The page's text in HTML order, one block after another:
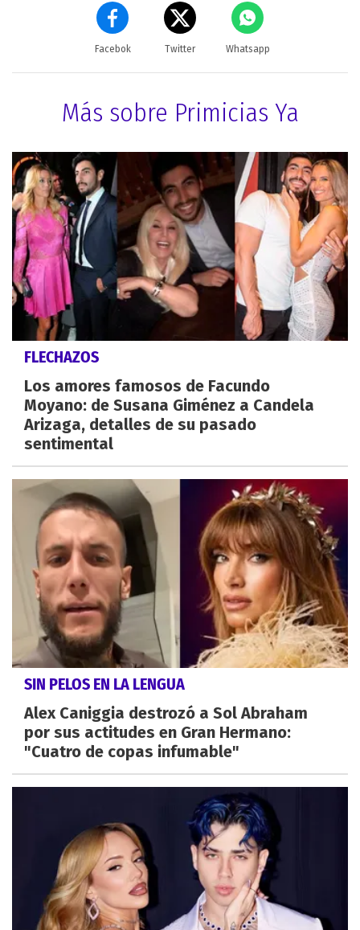
Facebok Twitter Whatsapp
Más sobre Primicias Ya
FLECHAZOS
Los amores famosos de Facundo
Moyano: de Susana Giménez a Candela
Arizaga, detalles de su pasado
sentimental
SIN PELOS EN LA LENGUA
Alex Caniggia destrozó a Sol Abraham
por sus actitudes en Gran Hermano:
"Cuatro de copas infumable"